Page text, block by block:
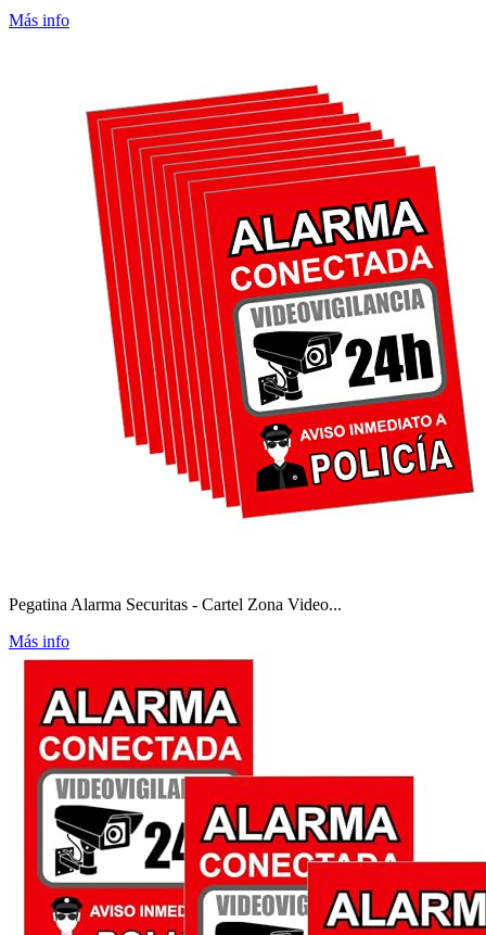
Más info
Pegatina Alarma Securitas - Cartel Zona Video...
Más info